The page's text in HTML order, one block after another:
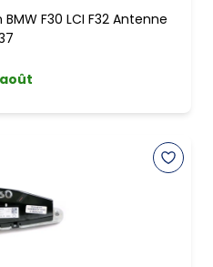
F30 LCI F32 Antenne
août